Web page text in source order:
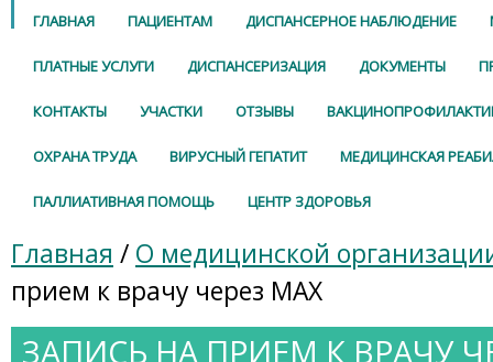
ГЛАВНАЯ ПАЦИЕНТАМ ДИСПАНСЕРНОЕ НАБЛЮДЕНИЕ
ПЛАТНЫЕ УСЛУГИ ДИСПАНСЕРИЗАЦИЯ ДОКУМЕНТЫ
КОНТАКТЫ УЧАСТКИ ОТЗЫВЫ
ОХРАНА ТРУДА ВИРУСНЫЙ ГЕПАТИТ МЕДИЦИНСКАЯ
ПАЛЛИАТИВНАЯ ПОМОЩЬ ЦЕНТР ЗДОРОВЬЯ
Главная / О медицинской
прием к врачу через МАХ
ЗАПИСЬ НА ПРИЕМ К ВРАЧУ